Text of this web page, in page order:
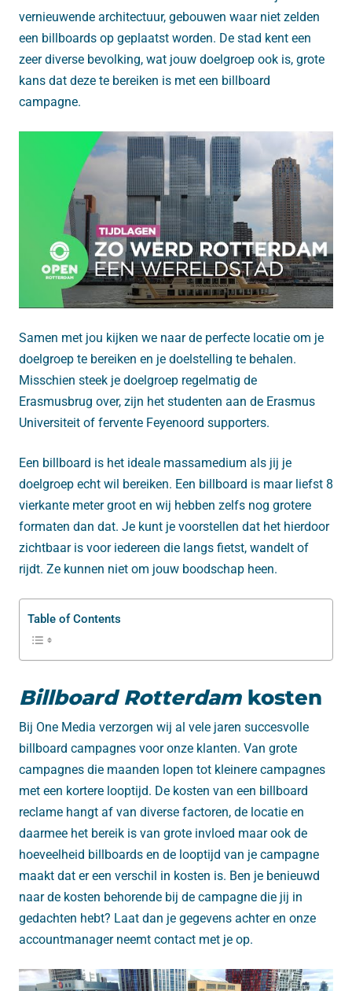
vernieuwende architectuur, gebouwen waar niet zelden
een billboards op geplaatst worden. De stad kent een
zeer diverse bevolking, wat jouw doelgroep ook is, grote
kans dat deze te bereiken is met een billboard
campagne.
Samen met jou kijken we naar de perfecte locatie om je
doelgroep te bereiken en je doelstelling te behalen.
Misschien steek je doelgroep regelmatig de
Erasmusbrug over, zijn het studenten aan de Erasmus
Universiteit of fervente Feyenoord supporters.
Een billboard is het ideale massamedium als jij je
doelgroep echt wil bereiken. Een billboard is maar liefst 8
vierkante meter groot en wij hebben zelfs nog grotere
formaten dan dat. Je kunt je voorstellen dat het hierdoor
zichtbaar is voor iedereen die langs fietst, wandelt of
rijdt. Ze kunnen niet om jouw boodschap heen.
Table of Contents
Billboard Rotterdamkosten
Bij One Media verzorgen wij al vele jaren succesvolle
billboard campagnes voor onze klanten. Van grote
campagnes die maanden lopen tot kleinere campagnes
met een kortere looptijd. De kosten van een billboard
reclame hangt af van diverse factoren, de locatie en
daarmee het bereik is van grote invloed maar ook de
hoeveelheid billboards en de looptijd van je campagne
maakt dat er een verschil in kosten is. Ben je benieuwd
naar de kosten behorende bij de campagne die jij in
gedachten hebt? Laat dan je gegevens achter en onze
accountmanager neemt contact met je op.